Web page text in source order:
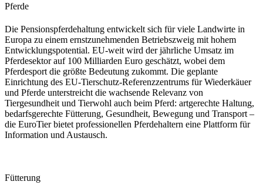
Pferde
Die Pensionspferdehaltung entwickelt sich für viele Landwirte in
Europa zu einem ernstzunehmenden Betriebszweig mit hohem
Entwicklungspotential. EU-weit wird der jährliche Umsatz im
Pferdesektor auf 100 Milliarden Euro geschätzt, wobei dem
Pferdesport die größte Bedeutung zukommt. Die geplante
Einrichtung des EU-Tierschutz-Referenzzentrums für Wiederkäuer
und Pferde unterstreicht die wachsende Relevanz von
Tiergesundheit und Tierwohl auch beim Pferd: artgerechte Haltung,
bedarfsgerechte Fütterung, Gesundheit, Bewegung und Transport –
die EuroTier bietet professionellen Pferdehaltern eine Plattform für
Information und Austausch.
Fütterung